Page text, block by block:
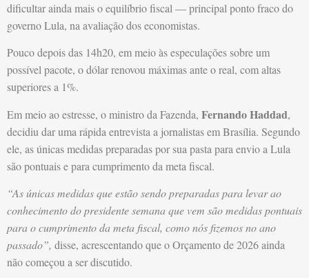
dificultar ainda mais o equilíbrio fiscal — principal ponto fraco do
governo Lula, na avaliação dos economistas.
Pouco depois das 14h20, em meio às especulações sobre um
possível pacote, o dólar renovou máximas ante o real, com altas
superiores a 1%.
Em meio ao estresse, o ministro da Fazenda, Fernando Haddad,
decidiu dar uma rápida entrevista a jornalistas em Brasília. Segundo
ele, as únicas medidas preparadas por sua pasta para envio a Lula
são pontuais e para cumprimento da meta fiscal.
“As únicas medidas que estão sendo preparadas para levar ao
conhecimento do presidente semana que vem são medidas pontuais
para o cumprimento da meta fiscal, como nós fizemos no ano
passado”, disse, acrescentando que o Orçamento de 2026 ainda
não começou a ser discutido.